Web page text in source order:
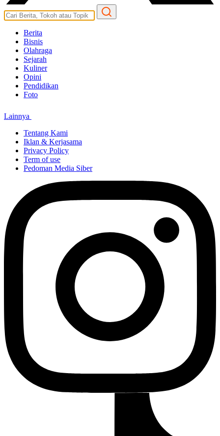
Berita
Bisnis
Olahraga
Sejarah
Kuliner
Opini
Pendidikan
Foto
Lainnya
Tentang Kami
Iklan & Kerjasama
Privacy Policy
Term of use
Pedoman Media Siber